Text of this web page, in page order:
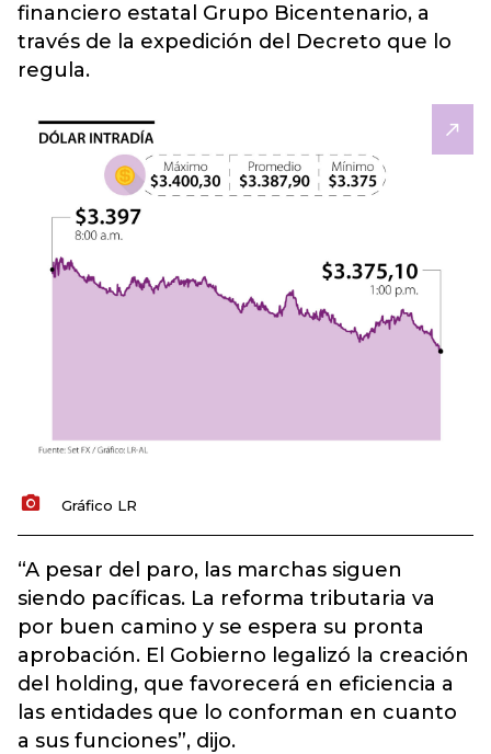
financiero estatal Grupo Bicentenario, a
través de la expedición del Decreto que lo
regula.
Gráfico LR
“A pesar del paro, las marchas siguen
siendo pacíficas. La reforma tributaria va
por buen camino y se espera su pronta
aprobación. El Gobierno legalizó la creación
del holding, que favorecerá en eficiencia a
las entidades que lo conforman en cuanto
a sus funciones”, dijo.